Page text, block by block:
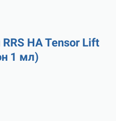
HA Tensor Lift
1 мл)